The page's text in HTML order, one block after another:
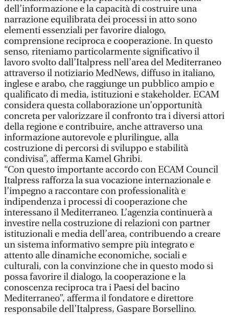
dell’informazione e la capacità di costruire una
narrazione equilibrata dei processi in atto sono
elementi essenziali per favorire dialogo,
comprensione reciproca e cooperazione. In questo
senso, riteniamo particolarmente significativo il
lavoro svolto dall’Italpress nell’area del Mediterraneo
attraverso il notiziario MedNews, diffuso in italiano,
inglese e arabo, che raggiunge un pubblico ampio e
qualificato di media, istituzioni e stakeholder. ECAM
considera questa collaborazione un’opportunità
concreta per valorizzare il confronto tra i diversi attori
della regione e contribuire, anche attraverso una
informazione autorevole e plurilingue, alla
costruzione di percorsi di sviluppo e stabilità
condivisa”, afferma Kamel Ghribi.
“Con questo importante accordo con ECAM Council
Italpress rafforza la sua vocazione internazionale e
l’impegno a raccontare con professionalità e
indipendenza i processi di cooperazione che
interessano il Mediterraneo. L’agenzia continuerà a
investire nella costruzione di relazioni con partner
istituzionali e media dell’area, contribuendo a creare
un sistema informativo sempre più integrato e
attento alle dinamiche economiche, sociali e
culturali, con la convinzione che in questo modo si
possa favorire il dialogo, la cooperazione e la
conoscenza reciproca tra i Paesi del bacino
Mediterraneo”, afferma il fondatore e direttore
responsabile dell’Italpress, Gaspare Borsellino.